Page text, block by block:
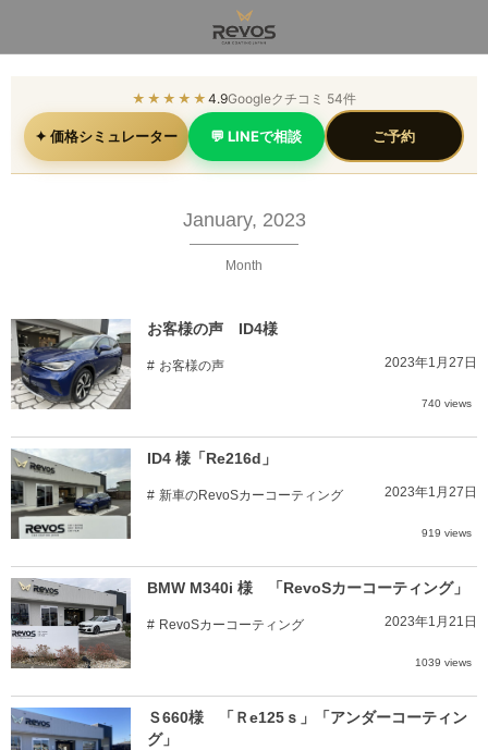
★★★★★ 4.9Googleクチコミ 54件
✦ 価格シミュレーター 💬 LINEで相談 ご予約
January, 2023
Month
お客様の声 ID4様
お客様の声 2023年1月27日
740 views
ID4 様「Re216d」
新車のRevoSカーコーティング 2023年1月27日
919 views
BMW M340i 様 「RevoSカーコーティング」
RevoSカーコーティング 2023年1月21日
1039 views
Ｓ660様 「Ｒe125ｓ」「アンダーコーティン
グ」